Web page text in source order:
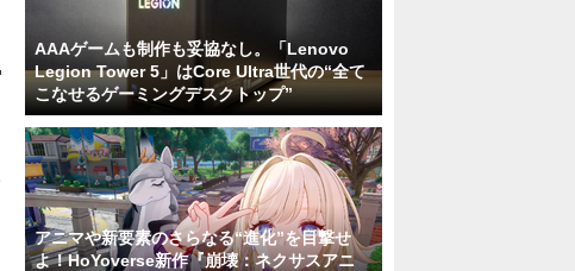
AAAゲームも制作も妥協なし。「Lenovo
Legion Tower 5」はCore Ultra世代の“全て
こなせるゲーミングデスクトップ”
アニマや新要素のさらなる“進化”を目撃せ
よ！HoYoverse新作『崩壊：ネクサスアニ